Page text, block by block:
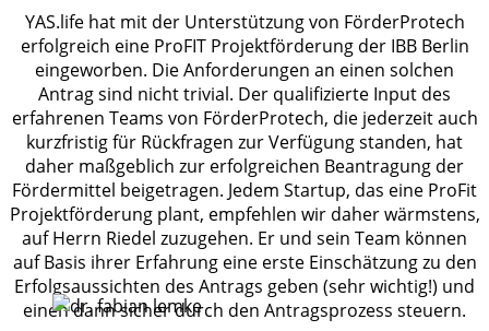
YAS.life hat mit der Unterstützung von FörderProtech
erfolgreich eine ProFIT Projektförderung der IBB Berlin
eingeworben. Die Anforderungen an einen solchen
Antrag sind nicht trivial. Der qualifizierte Input des
erfahrenen Teams von FörderProtech, die jederzeit auch
kurzfristig für Rückfragen zur Verfügung standen, hat
daher maßgeblich zur erfolgreichen Beantragung der
Fördermittel beigetragen. Jedem Startup, das eine ProFit
Projektförderung plant, empfehlen wir daher wärmstens,
auf Herrn Riedel zuzugehen. Er und sein Team können
auf Basis ihrer Erfahrung eine erste Einschätzung zu den
Erfolgsaussichten des Antrags geben (sehr wichtig!) und
einen dann sicher durch den Antragsprozess steuern.